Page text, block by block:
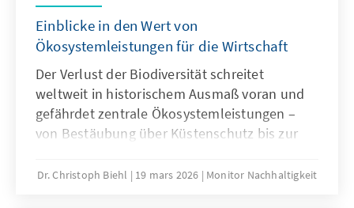
Einblicke in den Wert von
Ökosystemleistungen für die Wirtschaft
Der Verlust der Biodiversität schreitet
weltweit in historischem Ausmaß voran und
gefährdet zentrale Ökosystemleistungen –
von Bestäubung über Küstenschutz bis zur
gehören zu den maßgeblichen Treibern des
Dr. Christoph Biehl 19 mars 2026 Monitor Nachhaltigkeit